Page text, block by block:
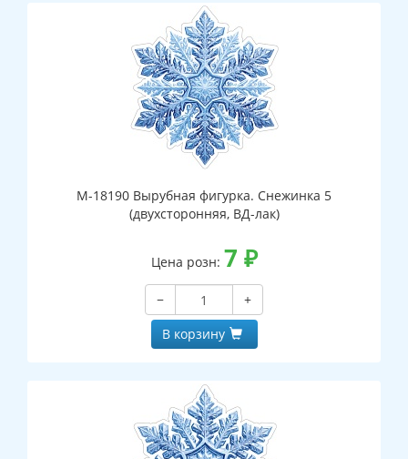
М-18190 Вырубная фигурка. Снежинка 5
(двухсторонняя, ВД-лак)
Цена розн: 7 ₽
−
+
В корзину